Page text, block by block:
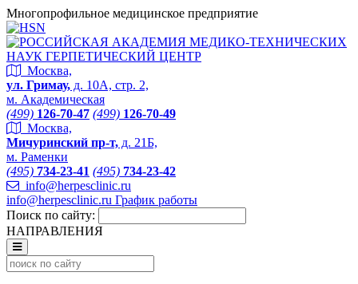
Многопрофильное медицинское предприятие
Москва,
ул. Гримау, д. 10А, стр. 2,
м. Академическая
(499) 126-70-47 (499) 126-70-49
Москва,
Мичуринский пр-т, д. 21Б,
м. Раменки
(495) 734-23-41 (495) 734-23-42
info@herpesclinic.ru
info@herpesclinic.ru График работы
Поиск по сайту:
НАПРАВЛЕНИЯ